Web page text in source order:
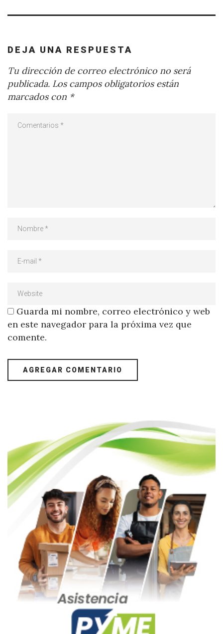
DEJA UNA RESPUESTA
Tu dirección de correo electrónico no será
publicada. Los campos obligatorios están
marcados con *
Guarda mi nombre, correo electrónico y web
en este navegador para la próxima vez que
comente.